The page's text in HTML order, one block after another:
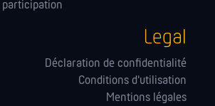
participation
Legal
Déclaration de confidentialité
Conditions d'utilisation
Mentions légales